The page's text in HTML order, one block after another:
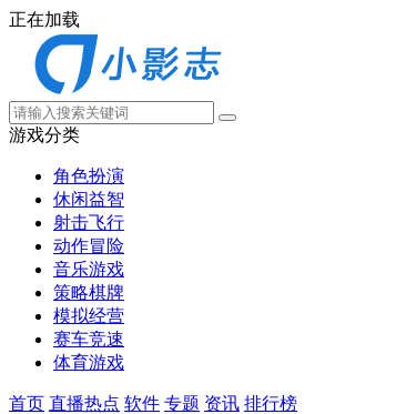
正在加载
游戏分类
角色扮演
休闲益智
射击飞行
动作冒险
音乐游戏
策略棋牌
模拟经营
赛车竞速
体育游戏
首页 直播热点 软件 专题 资讯 排行榜